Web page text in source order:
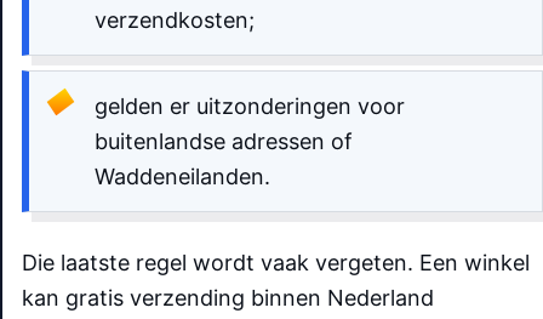
verzendkosten;
gelden er uitzonderingen voor
buitenlandse adressen of
Waddeneilanden.
Die laatste regel wordt vaak vergeten. Een winkel
kan gratis verzending binnen Nederland